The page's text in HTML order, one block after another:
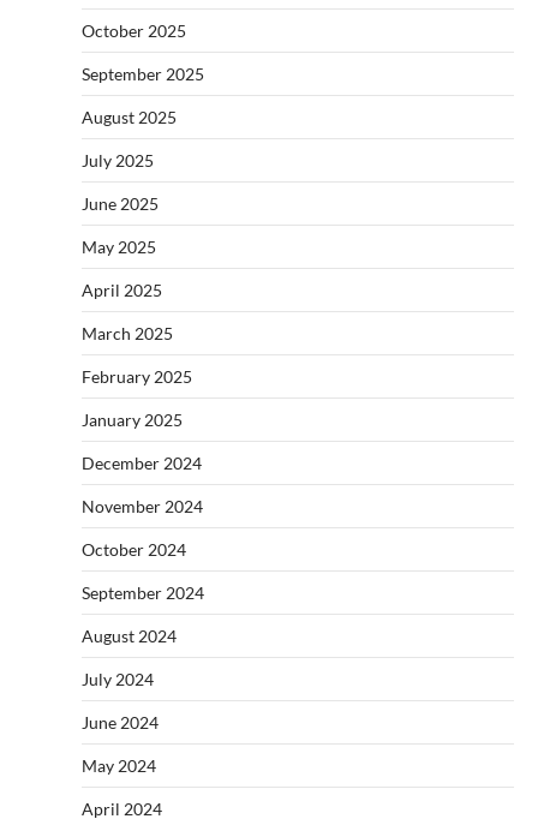
October 2025
September 2025
August 2025
July 2025
June 2025
May 2025
April 2025
March 2025
February 2025
January 2025
December 2024
November 2024
October 2024
September 2024
August 2024
July 2024
June 2024
May 2024
April 2024